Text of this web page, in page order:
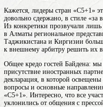
Кажется, лидеры стран «С5+1»
довольно сдержано, в стиле «за
Из конкретики прозвучали лишь
в Алматы региональное
Таджикистана и Киргизии
к внешнему арбитру решить их
Общее кредо гостей Байдена:
присутствие иностранных
декларация, в которой
вопросы и основные
«С5+1». Интересно, что все
уклонились от общения с